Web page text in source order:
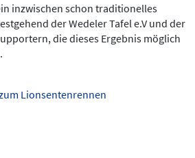
inzwischen schon traditionelles
der Wedeler Tafel e.V und der
die dieses Ergebnis möglich
Lionsentenrennen